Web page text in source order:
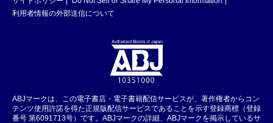
利用者情報の外部送信について
ABJマークは、この電子書店・電子書籍配信サービスが、著作権者からコン
テンツ使用許諾を得た正規版配信サービスであることを示す登録商標（登録
番号 第6091713号）です。ABJマークの詳細、ABJマークを掲示しているサ